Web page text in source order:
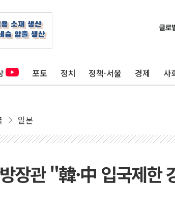
포토 정치 정책·서울 경제 사
일본
장관 "韓·中 입국제한